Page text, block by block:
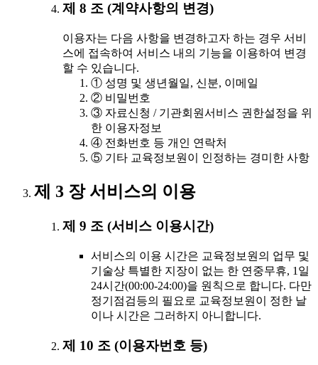
제 8 조 (계약사항의 변경)
이용자는 다음 사항을 변경하고자 하는 경우 서비
스에 접속하여 서비스 내의 기능을 이용하여 변경
할 수 있습니다.
① 성명 및 생년월일, 신분, 이메일
② 비밀번호
③ 자료신청 / 기관회원서비스 권한설정을 위
한 이용자정보
④ 전화번호 등 개인 연락처
⑤ 기타 교육정보원이 인정하는 경미한 사항
제 3 장 서비스의 이용
제 9 조 (서비스 이용시간)
서비스의 이용 시간은 교육정보원의 업무 및
기술상 특별한 지장이 없는 한 연중무휴, 1일
24시간(00:00-24:00)을 원칙으로 합니다. 다만
정기점검등의 필요로 교육정보원이 정한 날
이나 시간은 그러하지 아니합니다.
제 10 조 (이용자번호 등)